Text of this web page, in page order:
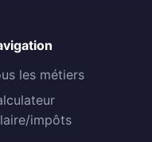
les métiers
impôts